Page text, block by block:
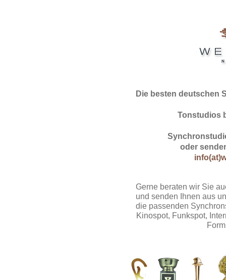
Die besten deutschen
Tonstudios
oder
Gerne beraten wir Sie
und senden Ihnen aus
die passenden
Kinospot, Funkspot,